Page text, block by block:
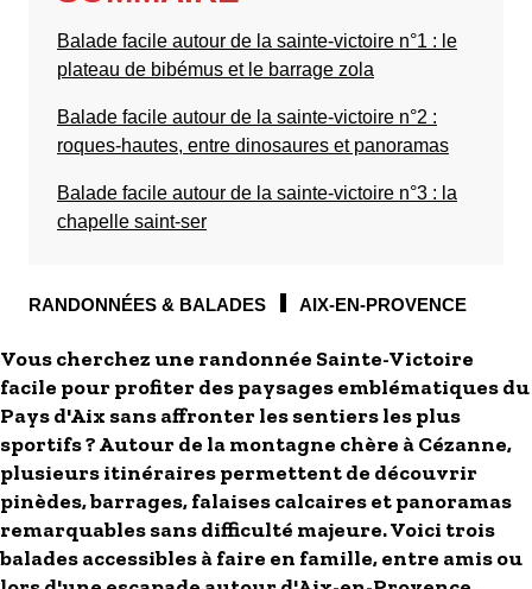
Balade facile autour de la sainte-victoire n°1 : le
plateau de bibémus et le barrage zola
Balade facile autour de la sainte-victoire n°2 :
roques-hautes, entre dinosaures et panoramas
Balade facile autour de la sainte-victoire n°3 : la
chapelle saint-ser
RANDONNÉES & BALADES AIX-EN-PROVENCE
Vous cherchez une randonnée Sainte-Victoire
facile pour profiter des paysages emblématiques du
Pays d'Aix sans affronter les sentiers les plus
sportifs ? Autour de la montagne chère à Cézanne,
plusieurs itinéraires permettent de découvrir
pinèdes, barrages, falaises calcaires et panoramas
remarquables sans difficulté majeure. Voici trois
balades accessibles à faire en famille, entre amis ou